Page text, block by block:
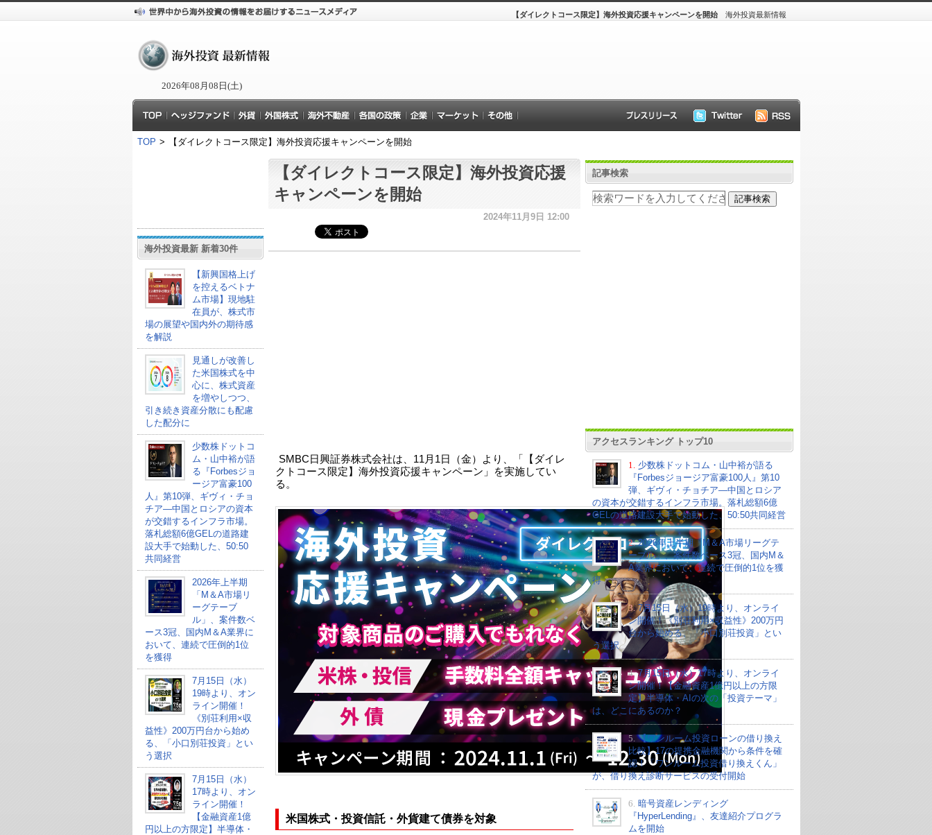
2026年08月08日(土)
海外投資最新情報
【ダイレクトコース限定】海外投資応援キャンペーンを開始
TOP > 【ダイレクトコース限定】海外投資応援キャンペーンを開始
海外投資最新 新着30件
【新興国格上げ
を控えるベトナ
ム市場】現地駐
在員が、株式市
場の展望や国内外の期待感
を解説
見通しが改善し
た米国株式を中
心に、株式資産
を増やしつつ、
引き続き資産分散にも配慮
した配分に
少数株ドットコ
ム・山中裕が語
る『Forbesジョ
ージア富豪100
人』第10弾、ギヴィ・チョ
チア―中国とロシアの資本
が交錯するインフラ市場。
落札総額6億GELの道路建
設大手で始動した、50:50
共同経営
2026年上半期
「M＆A市場リ
ーグテーブ
ル」、案件数ベ
ース3冠、国内M＆A業界に
おいて、連続で圧倒的1位
を獲得
7月15日（水）
19時より、オン
ライン開催！
《別荘利用×収
益性》200万円台から始め
る、「小口別荘投資」とい
う選択
7月15日（水）
17時より、オン
ライン開催！
【金融資産1億
円以上の方限定】半導体・
【ダイレクトコース限定】海外投資応援
キャンペーンを開始
2024年11月9日 12:00
SMBC日興証券株式会社は、11月1日（金）より、「【ダイレ
クトコース限定】海外投資応援キャンペーン」を実施してい
る。
米国株式・投資信託・外貨建て債券を対象
記事検索
アクセスランキング トップ10
1.
少数株ドットコム・山中裕が語る
『Forbesジョージア富豪100人』第10
弾、ギヴィ・チョチア―中国とロシア
の資本が交錯するインフラ市場。落札総額6億
GELの道路建設大手で始動した、50:50共同経営
2. 2026年上半期「M＆A市場リーグテ
ーブル」、案件数ベース3冠、国内M＆
A業界において、連続で圧倒的1位を獲
得
3. 7月15日（水）19時より、オンライ
ン開催！《別荘利用×収益性》200万円
台から始める、「小口別荘投資」とい
う選択
4. 7月15日（水）17時より、オンライ
ン開催！【金融資産1億円以上の方限
定】半導体・AIの次の「投資テーマ」
は、どこにあるのか？
5. 【ワンルーム投資ローンの借り換え
比較】17の提携金融機関から条件を確
認！「ワンルーム投資借り換えくん」
が、借り換え診断サービスの受付開始
6. 暗号資産レンディング
『HyperLending』、友達紹介プログラ
ムを開始